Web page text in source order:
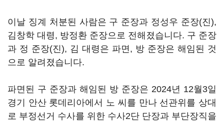
이날 징계 처분된 사람은 구 준장과 정성우 준장(진),
김창학 대령, 방정환 준장으로 전해졌습니다. 구 준장
과 정 준장(진), 김 대령은 파면, 방 준장은 해임된 것
으로 알려졌습니다.
파면된 구 준장과 해임된 방 준장은 2024년 12월3일
경기 안산 롯데리아에서 노 씨를 만나 선관위를 상대
로 부정선거 수사를 위한 수사2단 단장과 부단장직을